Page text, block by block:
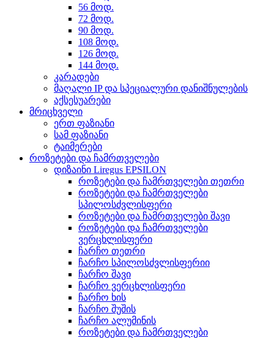
56 მოდ.
72 მოდ.
90 მოდ.
108 მოდ.
126 მოდ.
144 მოდ.
კარადები
მაღალი IP და სპეციალური დანიშნულების
აქსესუარები
მრიცხველი
ერთ ფაზიანი
სამ ფაზიანი
ტაიმერები
როზეტები და ჩამრთველები
დიზაინი Liregus EPSILON
როზეტები და ჩამრთველები თეთრი
როზეტები და ჩამრთველები
სპილოსძვლისფერი
როზეტები და ჩამრთველები შავი
როზეტები და ჩამრთველები
ვერცხლისფერი
ჩარჩო თეთრი
ჩარჩო სპილოსძვლისფერიი
ჩარჩო შავი
ჩარჩო ვერცხლისფერი
ჩარჩო ხის
ჩარჩო შუშის
ჩარჩო ალუმინის
როზეტები და ჩამრთველები